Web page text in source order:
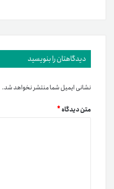
دیدگاهتان را بنویسید
نشانی ایمیل شما منتشر نخواهد شد.
متن دیدگاه*